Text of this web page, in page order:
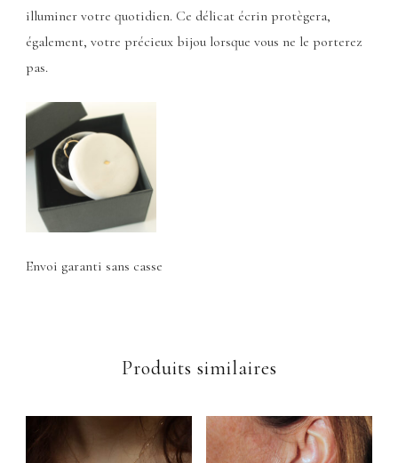
illuminer votre quotidien. Ce délicat écrin protègera,
également, votre précieux bijou lorsque vous ne le porterez
pas.
Envoi garanti sans casse
Produits similaires